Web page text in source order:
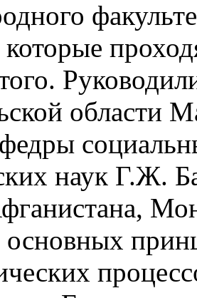
которые
области
наук Г.Ж.
основных